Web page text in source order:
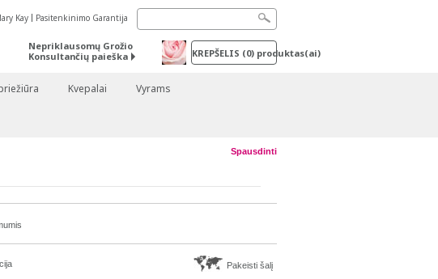
Kay Pasitenkinimo Garantija
Nepriklausomų Grožio
Konsultančių paieška
KREPŠELIS (0) produktas(ai)
Kvepalai Vyrams
Spausdinti
Pakeisti šalį